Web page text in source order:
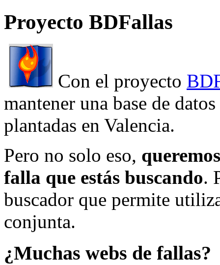
Proyecto BDFallas
Con el proyecto
mantener una base de
plantadas en Valencia.
Pero no solo eso,
falla que estás buscando.
buscador que permite
conjunta.
¿Muchas webs de fallas?